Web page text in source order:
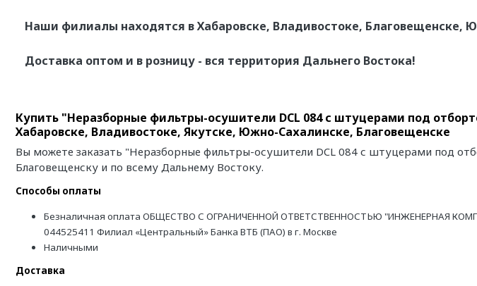
Наши филиалы находятся в Хабаровске, Владивостоке, Благовещенске,
Доставка оптом и в розницу - вся территория Дальнего Востока!
Купить "Неразборные фильтры-осушители DCL 084 с штуцерами под
Хабаровске, Владивостоке, Якутске, Южно-Сахалинске, Благовещенске
Вы можете заказать "Неразборные фильтры-осушители DCL 084 с штуцерами под
Благовещенску и по всему Дальнему Востоку.
Способы оплаты
Безналичная оплата ОБЩЕСТВО С ОГРАНИЧЕННОЙ ОТВЕТСТВЕННОСТЬЮ "ИНЖЕНЕРНАЯ
044525411 Филиал «Центральный» Банка ВТБ (ПАО) в г. Москве
Наличными
Доставка